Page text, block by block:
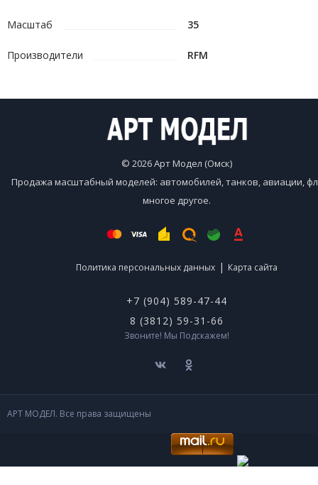
Масштаб 35
Производители RFM
© 2026 Арт Модел (Омск)
Продажа масштабный моделей: автомобилей, танков, авиации,
многое другое.
Политика персональных данных | Карта сайта
+7 (904) 589-47-44
8 (3812) 59-31-66
Звоните! Мы Подскажем!
АРТ МОДЕЛ. Все права защищены